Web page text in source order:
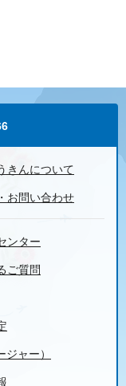
きんについて
お問い合わせ
ンター
ご質問
ャー）